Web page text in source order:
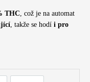
THC, což je na automat
, takže se hodí i pro